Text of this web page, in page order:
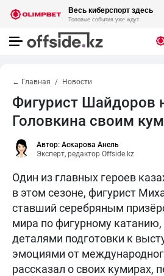
← Главная Новости
Фигурист Шайдоров
Головкина своим
Автор: Аскарова Анель
Эксперт, редактор Offside.kz
Один из главных героев
в этом сезоне, фигурист
ставший серебряным
мира по фигурному катанию,
деталями подготовки к
эмоциями от
рассказал о своих кумирах,